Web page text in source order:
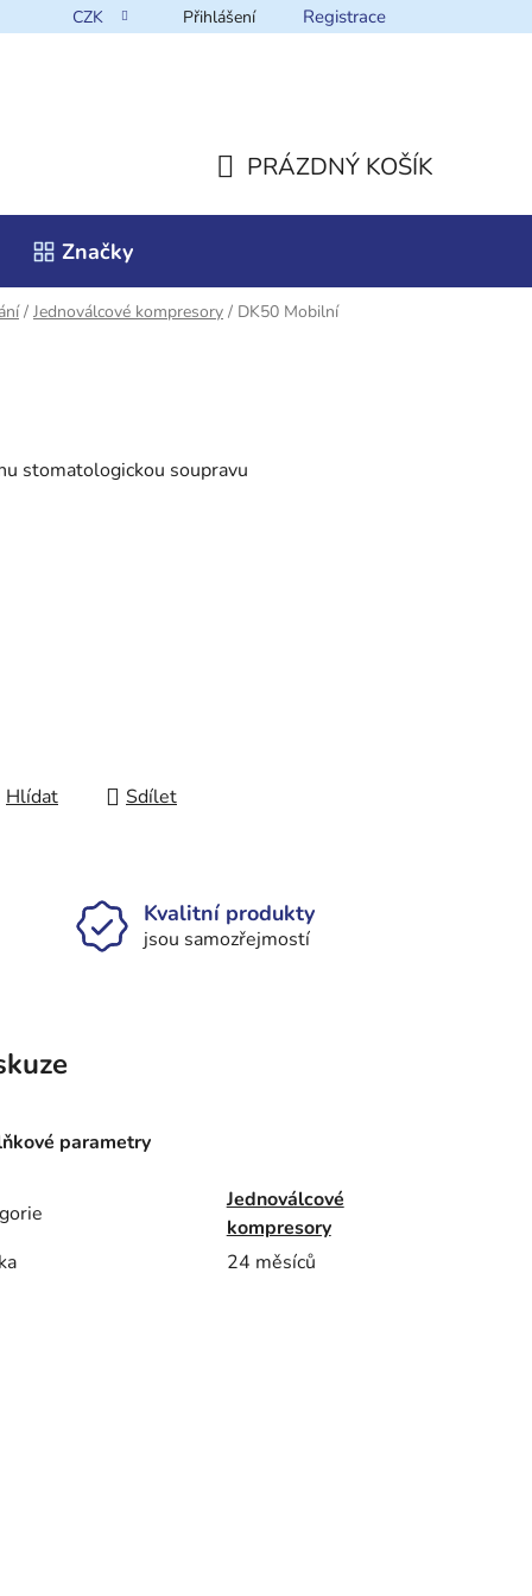
CZK Přihlášení Registrace
PRÁZDNÝ KOŠÍK
Značky
/ Jednoválcové kompresory / DK50 Mobilní
stomatologickou soupravu
Hlídat Sdílet
Kvalitní produkty
jsou samozřejmostí
parametry
Jednoválcové
kompresory
24 měsíců